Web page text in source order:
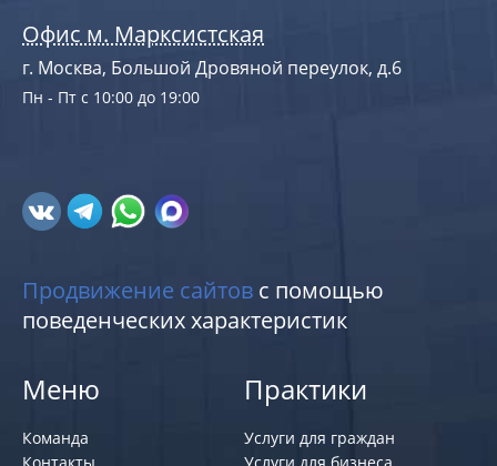
Офис м. Марксистская
г. Москва, Большой Дровяной переулок, д.6
Пн - Пт с 10:00 до 19:00
Продвижение сайтов с помощью
поведенческих характеристик
Меню
Команда
Практики
Услуги для граждан